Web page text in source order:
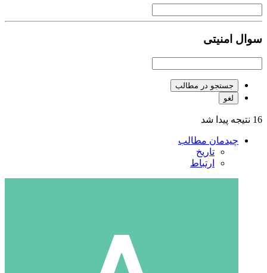
سوال امنیتی
جستجو در مطالب
لغو
16 نتیجه پیدا شد
چیدمان مطالب
تاریخ
ارتباط